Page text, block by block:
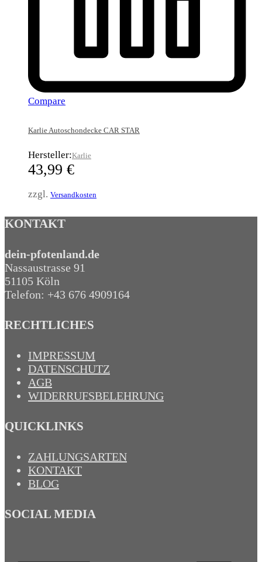
Compare
Karlie Autoschondecke CAR STAR
Hersteller:Karlie
43,99 €
zzgl. Versandkosten
KONTAKT
dein-pfotenland.de
Nassaustrasse 91
51105 Köln
Telefon: +43 676 4909164‬
RECHTLICHES
IMPRESSUM
DATENSCHUTZ
AGB
WIDERRUFSBELEHRUNG
QUICKLINKS
ZAHLUNGSARTEN
KONTAKT
BLOG
SOCIAL MEDIA